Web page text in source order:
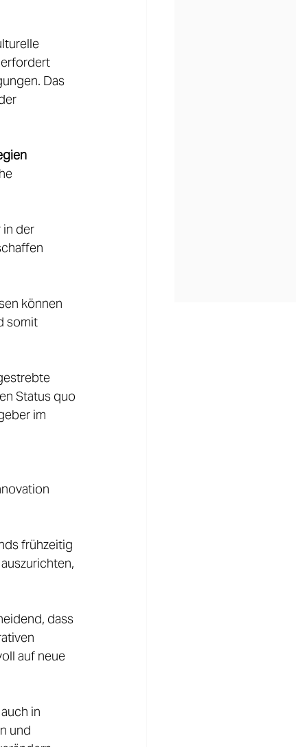
erfordert
Das
in der
können
somit
Status quo
im
frühzeitig
dass
auf neue
in
und